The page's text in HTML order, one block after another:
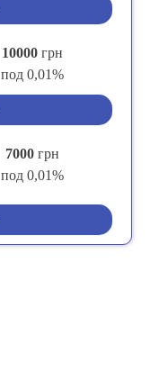
10000 грн
под 0,01%
7000 грн
под 0,01%